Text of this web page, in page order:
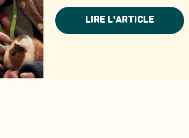
LIRE L'ARTICLE